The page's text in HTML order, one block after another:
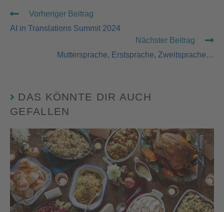
Vorheriger Beitrag
AI in Translations Summit 2024
Nächster Beitrag
Muttersprache, Erstsprache, Zweitsprache…
DAS KÖNNTE DIR AUCH
GEFALLEN